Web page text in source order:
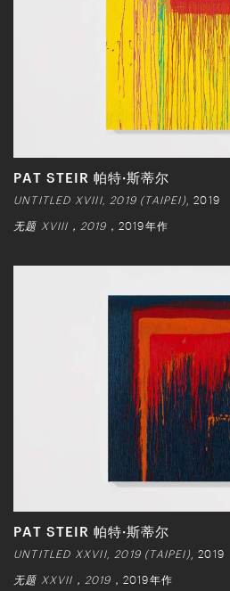
PAT STEIR 帕特·斯蒂尔
UNTITLED XVIII, 2019 (TAIPEI) , 2019
无题 XVIII，2019 ，2019年作
PAT STEIR 帕特·斯蒂尔
UNTITLED XXVII, 2019 (TAIPEI) , 2019
无题 XXVII，2019 ，2019年作